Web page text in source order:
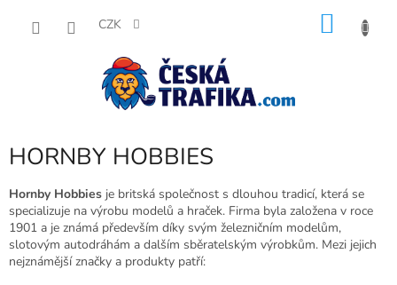
CZK
HORNBY HOBBIES
Hornby Hobbies je britská společnost s dlouhou tradicí, která se
specializuje na výrobu modelů a hraček. Firma byla založena v roce
1901 a je známá především díky svým železničním modelům,
slotovým autodráhám a dalším sběratelským výrobkům. Mezi jejich
nejznámější značky a produkty patří: